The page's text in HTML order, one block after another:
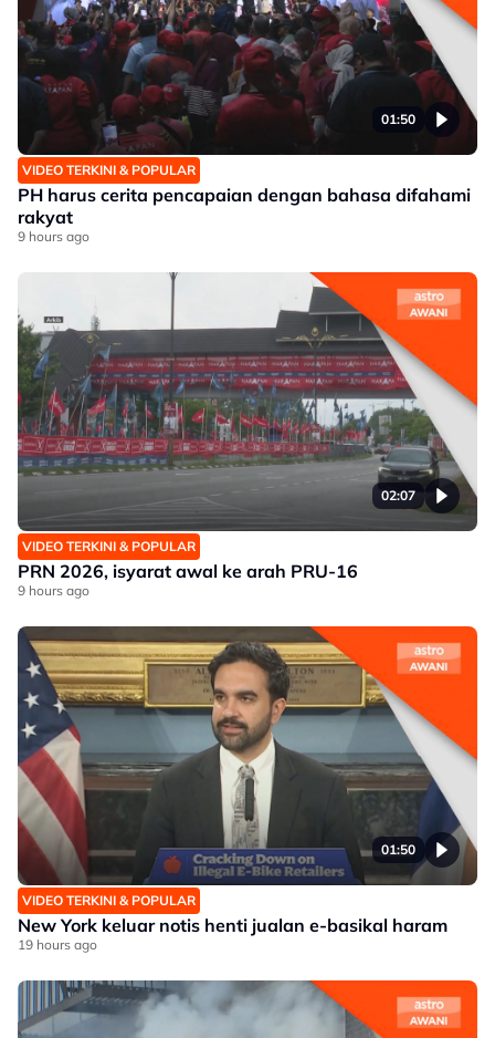
01:50
VIDEO TERKINI & POPULAR
PH harus cerita pencapaian dengan bahasa difahami
rakyat
9 hours ago
02:07
VIDEO TERKINI & POPULAR
PRN 2026, isyarat awal ke arah PRU-16
9 hours ago
01:50
VIDEO TERKINI & POPULAR
New York keluar notis henti jualan e-basikal haram
19 hours ago